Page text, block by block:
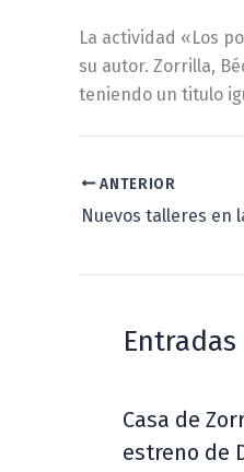
La actividad «Los
su autor. Zorrilla,
teniendo un titulo
ANTERIOR
Nuevos talleres en
Casa de
estreno de